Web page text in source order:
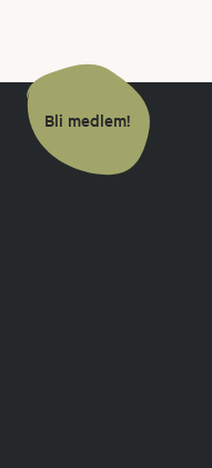
Bli medlem!